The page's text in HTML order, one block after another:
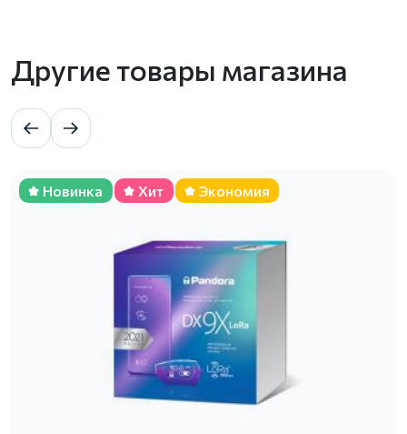
Другие товары магазина
Новинка Хит Экономия